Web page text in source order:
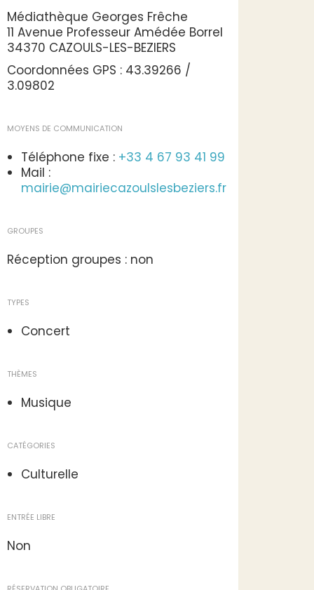
Médiathèque Georges Frêche
11 Avenue Professeur Amédée Borrel
34370 CAZOULS-LES-BEZIERS
Coordonnées GPS : 43.39266 /
3.09802
MOYENS DE COMMUNICATION
Téléphone fixe : +33 4 67 93 41 99
Mail :
mairie@mairiecazoulslesbeziers.fr
GROUPES
Réception groupes : non
TYPES
Concert
THÈMES
Musique
CATÉGORIES
Culturelle
ENTRÉE LIBRE
Non